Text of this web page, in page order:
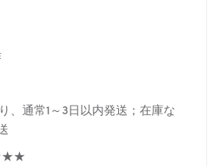
、通常1～3日以内発送；在庫な